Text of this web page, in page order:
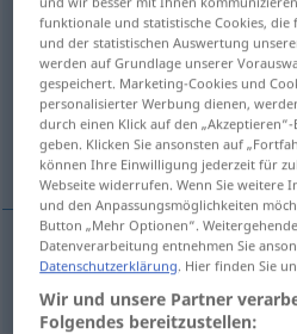
hintergründig
Übersicht aller
(Für mehr Details die Übersetzung
underfundig
underfundig hintergründig
funktionale und statistische Cookies,
und der statistischen Auswertung
werden auf Grundlage unserer
gespeichert. Marketing-Cookies und
personalisierter Werbung dienen,
durch einen Klick auf den
geben. Klicken Sie ansonsten auf
können Ihre Einwilligung jederzeit für
Webseite widerrufen. Wenn Sie weitere
und den Anpassungsmöglichkeiten
Button „Mehr Optionen“.
Datenverarbeitung entnehmen Sie
Datenschutzerklärung. Hier finden Sie
Wir und unsere Partner
Folgendes bereitzustellen: